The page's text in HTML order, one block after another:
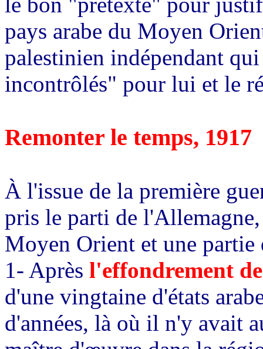
pays arabe du Moyen
palestinien indépendant
incontrôlés" pour lui et le
Remonter le temps, 1917
À l'issue de la première
pris le parti de
Moyen Orient et une partie
1- Après l'effondrement
d'une vingtaine d'états
d'années, là où il n'y avait